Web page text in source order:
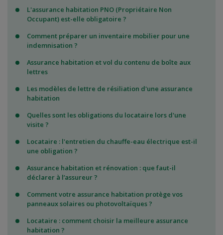
L'assurance habitation PNO (Propriétaire Non
Occupant) est-elle obligatoire ?
Comment préparer un inventaire mobilier pour une
indemnisation ?
Assurance habitation et vol du contenu de boîte aux
lettres
Les modèles de lettre de résiliation d'une assurance
habitation
Quelles sont les obligations du locataire lors d'une
visite ?
Locataire : l'entretien du chauffe-eau électrique est-il
une obligation ?
Assurance habitation et rénovation : que faut-il
déclarer à l’assureur ?
Comment votre assurance habitation protège vos
panneaux solaires ou photovoltaïques ?
Locataire : comment choisir la meilleure assurance
habitation ?